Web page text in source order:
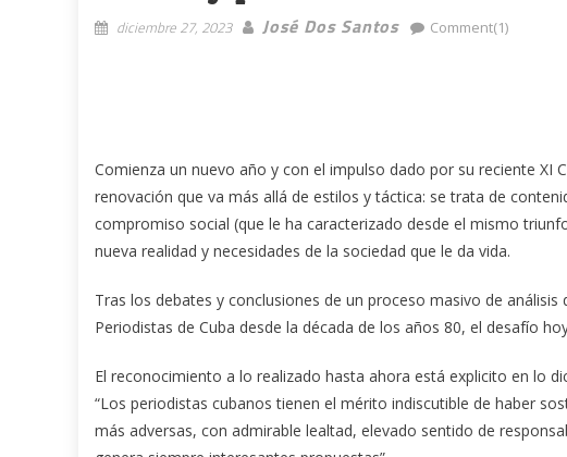
diciembre 27, 2023 José Dos Santos Comment(1)
Comienza un nuevo año y con el impulso dado por su reciente XI
renovación que va más allá de estilos y táctica: se trata de
compromiso social (que le ha caracterizado desde el mismo
nueva realidad y necesidades de la sociedad que le da vida.
Tras los debates y conclusiones de un proceso masivo de
Periodistas de Cuba desde la década de los años 80, el desafío
El reconocimiento a lo realizado hasta ahora está explicito en lo
“Los periodistas cubanos tienen el mérito indiscutible de haber
más adversas, con admirable lealtad, elevado sentido de